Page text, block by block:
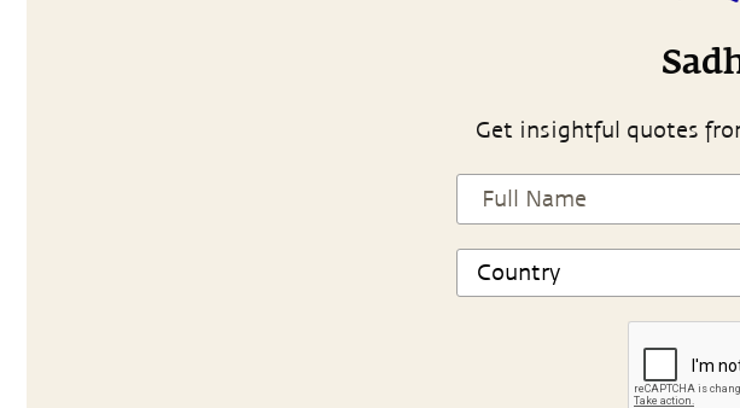
Get insightful quotes